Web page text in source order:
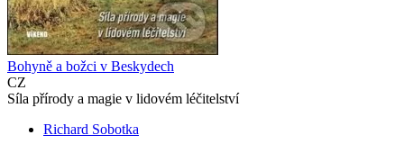
Bohyně a božci v Beskydech
CZ
Síla přírody a magie v lidovém léčitelství
Richard Sobotka